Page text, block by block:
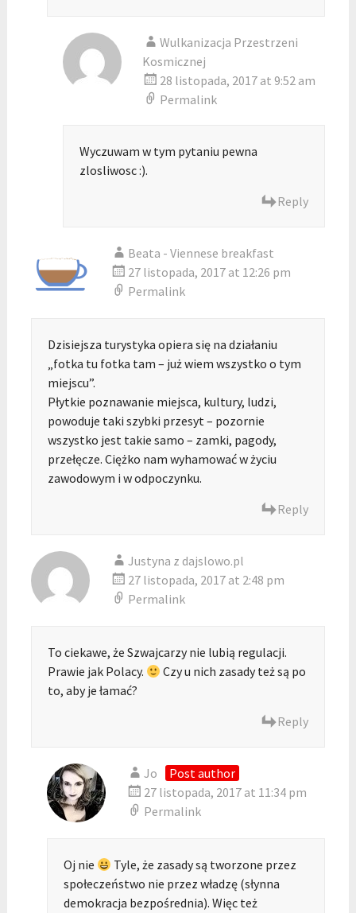
Wulkanizacja Przestrzeni
Kosmicznej
28 listopada, 2017 at 9:52 am
Permalink
Wyczuwam w tym pytaniu pewna
zlosliwosc :).
Reply
Beata - Viennese breakfast
27 listopada, 2017 at 12:26 pm
Permalink
Dzisiejsza turystyka opiera się na działaniu
„fotka tu fotka tam – już wiem wszystko o tym
miejscu”.
Płytkie poznawanie miejsca, kultury, ludzi,
powoduje taki szybki przesyt – pozornie
wszystko jest takie samo – zamki, pagody,
przełęcze. Ciężko nam wyhamować w życiu
zawodowym i w odpoczynku.
Reply
Justyna z dajslowo.pl
27 listopada, 2017 at 2:48 pm
Permalink
To ciekawe, że Szwajcarzy nie lubią regulacji.
Prawie jak Polacy.
Czy u nich zasady też są po
to, aby je łamać?
Reply
Jo
Post author
27 listopada, 2017 at 11:34 pm
Permalink
Oj nie
Tyle, że zasady są tworzone przez
społeczeństwo nie przez władzę (słynna
demokracja bezpośrednia). Więc też